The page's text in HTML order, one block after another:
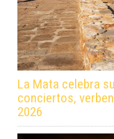
La Mata celebra
conciertos,
2026